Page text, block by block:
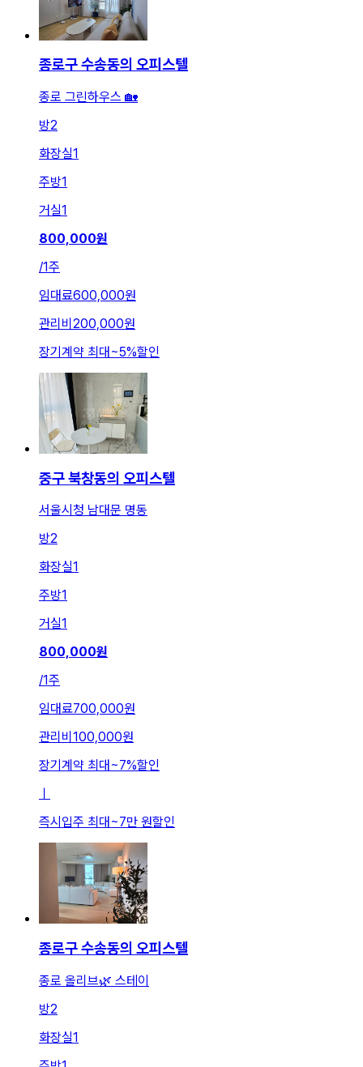
종로구 수송동의 오피스텔
종로 그린하우스 🏡
방2
화장실1
주방1
거실1
800,000원
/1주
임대료600,000원
관리비 200,000원
장기계약 최대~5%할인
중구 북창동의 오피스텔
서울시청 남대문 명동
방2
화장실1
주방1
거실1
800,000원
/1주
임대료700,000원
관리비 100,000원
장기계약 최대 ~7%할인
즉시입주 최대 ~7만 원할인
종로구 수송동의 오피스텔
종로 올리브🌿 스테이
방2
화장실1